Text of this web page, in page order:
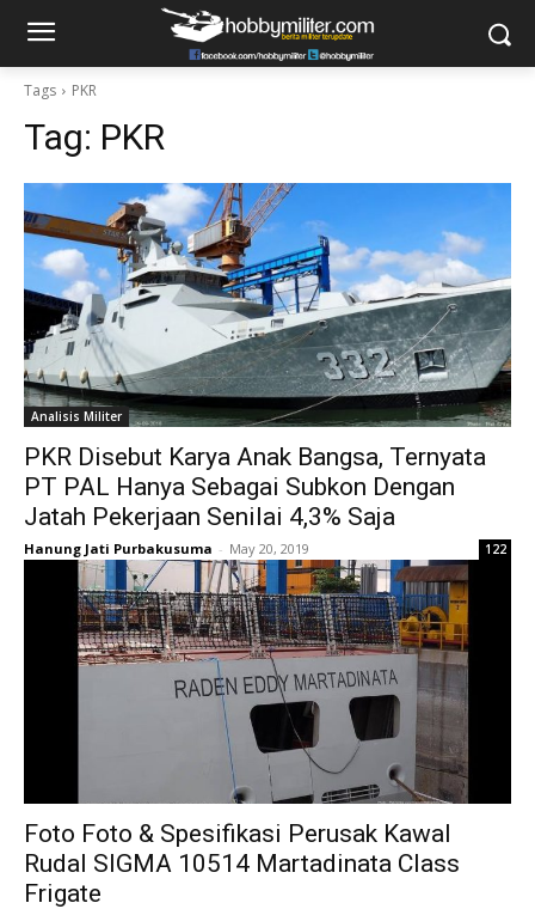
Tags PKR
Tag: PKR
Analisis Militer
PKR Disebut Karya Anak Bangsa, Ternyata
PT PAL Hanya Sebagai Subkon Dengan
Jatah Pekerjaan Senilai 4,3% Saja
Hanung Jati Purbakusuma - May 20, 2019 122
Foto Foto & Spesifikasi Perusak Kawal
Rudal SIGMA 10514 Martadinata Class
Frigate